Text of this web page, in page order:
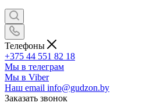
Телефоны
+375 44 551 82 18
Мы в телеграм
Мы в Viber
Наш email info@gudzon.by
Заказать звонок